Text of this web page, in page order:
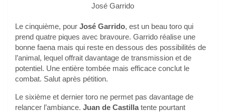
José Garrido
Le cinquième, pour José Garrido, est un beau toro qui
prend quatre piques avec bravoure. Garrido réalise une
bonne faena mais qui reste en dessous des possibilités de
l’animal, lequel offrait davantage de transmission et de
potentiel. Une entière tombée mais efficace conclut le
combat. Salut après pétition.
Le sixième et dernier toro ne permet pas davantage de
relancer l’ambiance. Juan de Castillatente pourtant